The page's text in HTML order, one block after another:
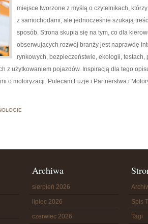
miejsce tworzone z myślą o czytelnikach,
z samochodami, ale jednocześnie szukają
sposób. Strona skupia się na tym, co dla
obserwujących rozwój branży jest naprawdę
rynkowych, bezpieczeństwie, ekologii,
z użytkowaniem pojazdów. Inspiracją dla tego
o motoryzacji. Polecam Fuzje i Partnerstwa i
Archiwa
sierpień 2026
lipiec 2026
czerwiec 2026
Spis
Tagi